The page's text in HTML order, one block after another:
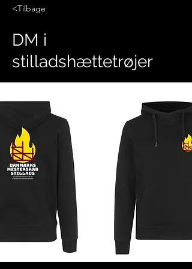
<Tilbage
DM i
stilladshættetrøjer